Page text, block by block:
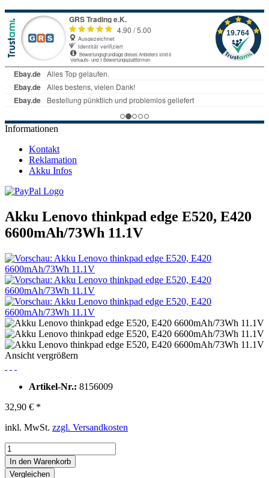
Informationen
Kontakt
Reklamation
Akku Infos
Akku Lenovo thinkpad edge E520, E420
6600mAh/73Wh 11.1V
Ansicht vergrößern
Artikel-Nr.: 8156009
32,90 € *
inkl. MwSt. zzgl. Versandkosten
In den Warenkorb
Vergleichen